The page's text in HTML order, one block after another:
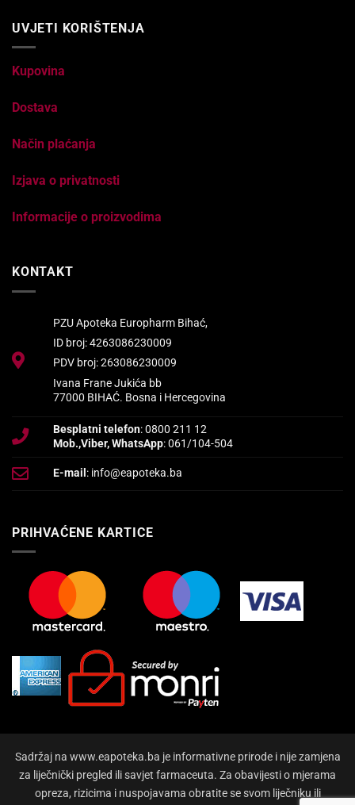
UVJETI KORIŠTENJA
Kupovina
Dostava
Način plaćanja
Izjava o privatnosti
Informacije o proizvodima
KONTAKT
PZU Apoteka Europharm Bihać,
ID broj: 4263086230009
PDV broj: 263086230009
Ivana Frane Jukića bb
77000 BIHAĆ. Bosna i Hercegovina
Besplatni telefon: 0800 211 12
Mob.,Viber, WhatsApp: 061/104-504
E-mail : info@eapoteka.ba
PRIHVAĆENE KARTICE
Sadržaj na www.eapoteka.ba je informativne prirode i nije zamjena
za liječnički pregled ili savjet farmaceuta. Za obavijesti o mjerama
opreza, rizicima i nuspojavama obratite se svom liječniku ili